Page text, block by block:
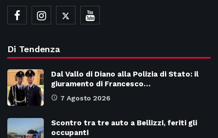
Di Tendenza
Dal Vallo di Diano alla Polizia di Stato: il
giuramento di Francesco…
7 Agosto 2026
Scontro tra tre auto a Bellizzi, feriti gli
occupanti